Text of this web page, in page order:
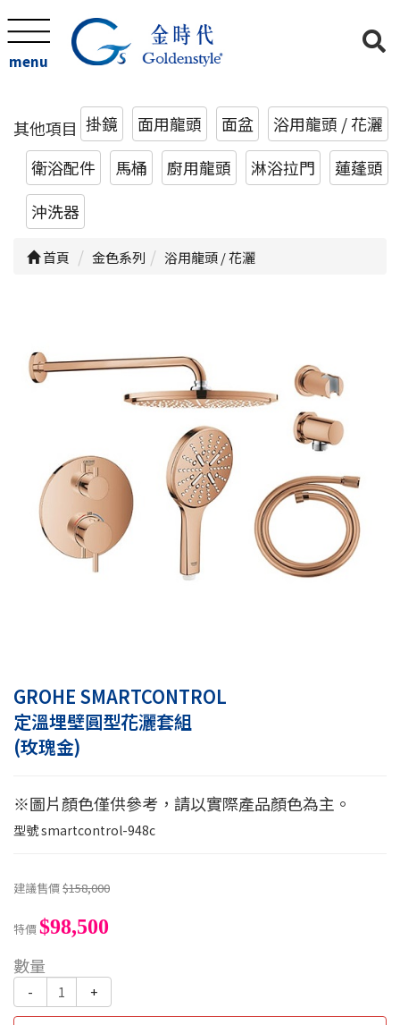
menu
其他項目 掛鏡 面用龍頭 面盆
浴用龍頭 / 花灑
衛浴配件
馬桶 廚用龍頭 淋浴拉門
蓮蓬頭
沖洗器
首頁 金色系列 浴用龍頭 / 花灑
GROHE SMARTCONTROL
定溫埋壁圓型花灑套組
(玫瑰金)
※圖片顏色僅供參考，請以實際產品顏色為主。
型號smartcontrol-948c
建議售價$158,000
特價$98,500
數量
- +